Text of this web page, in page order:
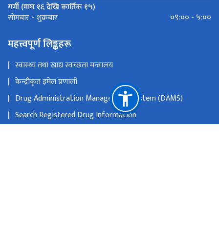
गर्मी (माघ १६ देखि कार्तिक १५)
सोमबार - शुक्रबार ०९:०० - ५:००
महत्त्वपूर्ण लिङ्कहरू
स्वास्थ्य तथा खाद्य स्वच्छता मन्त्रालय
केन्द्रीकृत इमेल प्रणाली
Drug Administration Management System (DAMS)
Search Registered Drug Information